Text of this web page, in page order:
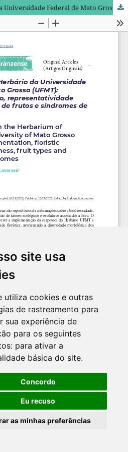
site usa
utiliza cookies e outras
de rastreamento para
sua experiência de
para os seguintes
para ativar a
básica do site.
Concordo
Eu recuso
as minhas preferências
Carpoteca do Herbário da Universidade Federal de Mato Grosso (UFMT): implementação, representatividade florística, tipos de frutos e síndromes de dispersão